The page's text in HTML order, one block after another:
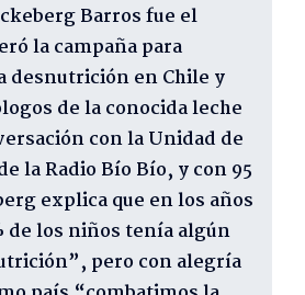
Barros fue el
la campaña para
desnutrición en Chile y
de la conocida leche
con la Unidad de
la Radio Bío Bío, y con 95
explica que en los años
de los niños tenía algún
pero con alegría